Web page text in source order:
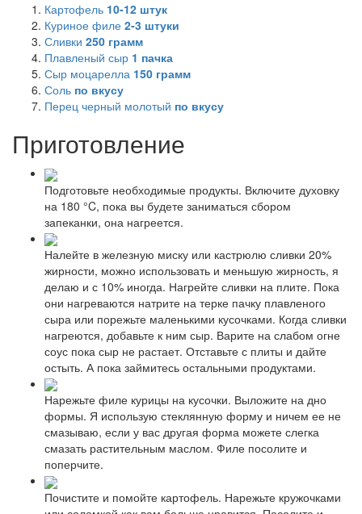
Картофель 10-12 штук
Куриное филе 2-3 штуки
Сливки 250 грамм
Плавленый сыр 1 пачка
Сыр моцарелла 150 грамм
Соль по вкусу
Перец черный молотый по вкусу
Приготовление
Подготовьте необходимые продукты. Включите духовку
на 180 °C, пока вы будете заниматься сбором
запеканки, она нагреется.
Налейте в железную миску или кастрюлю сливки 20%
жирности, можно использовать и меньшую жирность, я
делаю и с 10% иногда. Нагрейте сливки на плите. Пока
они нагреваются натрите на терке пачку плавленого
сыра или порежьте маленькими кусочками. Когда сливки
нагреются, добавьте к ним сыр. Варите на слабом огне
соус пока сыр не растает. Отставьте с плиты и дайте
остыть. А пока займитесь остальными продуктами.
Нарежьте филе курицы на кусочки. Выложите на дно
формы. Я использую стеклянную форму и ничем ее не
смазываю, если у вас другая форма можете слегка
смазать растительным маслом. Филе посолите и
поперчите.
Почистите и помойте картофель. Нарежьте кружочками